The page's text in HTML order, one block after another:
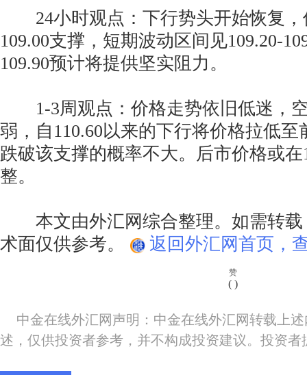
24小时观点：下行势头开始恢复，
109.00支撑，短期波动区间见109.20-
109.90预计将提供坚实阻力。
1-3周观点：价格走势依旧低迷，
弱，自110.60以来的下行将价格拉低至
跌破该支撑的概率不大。后市价格或在
整。
本文由外汇网综合整理。如需转载
术面仅供参考。
返回外汇网首页，
赞
( )
中金在线外汇网声明：中金在线外汇网转载上
述，仅供投资者参考，并不构成投资建议。投资